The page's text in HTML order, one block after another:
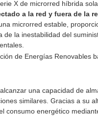
X de microrred híbrida
a la red y fuera de la
microrred estable,
la inestabilidad del
una capacidad de
similares. Gracias a su
energético